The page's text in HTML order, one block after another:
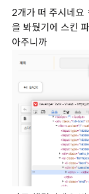
2개가 떠 주시네요
을 봐뒀기에 스킨
아주니까